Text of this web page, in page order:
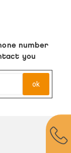
number
you